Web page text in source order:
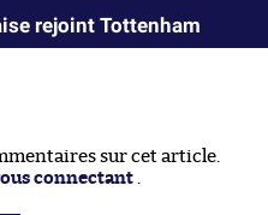
rejoint Tottenham
sur cet article.
connectant